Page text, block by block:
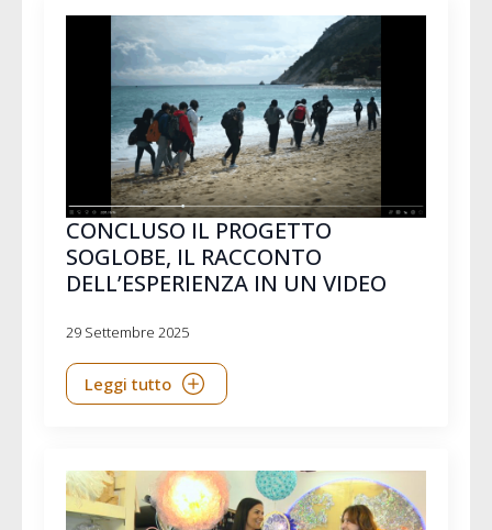
CONCLUSO IL PROGETTO
SOGLOBE, IL RACCONTO
DELL’ESPERIENZA IN UN VIDEO
29 Settembre 2025
Leggi tutto